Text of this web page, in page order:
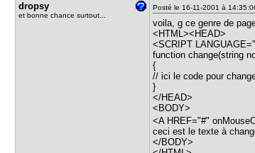
dropsy
et bonne chance surtout...
Posté le 16-11-2001 à
voila, g ce genre de
<HTML><HEAD>
<SCRIPT
function change(string
{
// ici le code pour
}
</HEAD>
<BODY>
<A HREF="#"
ceci est le texte à
</BODY>